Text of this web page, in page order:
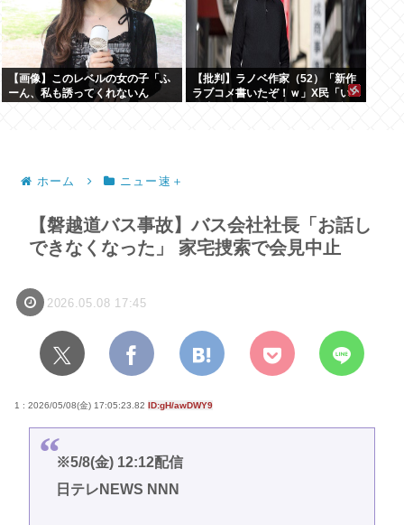
【画像】このレベルの女の子「ふ
ーん、私も誘ってくれないん
【批判】ラノベ作家（52）「新作
ラブコメ書いたぞ！ｗ」X民「い
ホーム ニュー速＋
【磐越道バス事故】バス会社社長「お話し
できなくなった」 家宅捜索で会見中止
2026.05.08 17:45
1 : 2026/05/08(金) 17:05:23.82 ID:gH/awDWY9
※5/8(金) 12:12配信
日テレNEWS NNN